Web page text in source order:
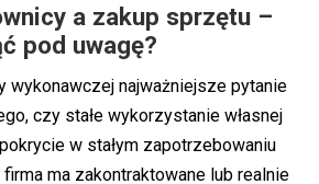
a zakup sprzętu –
pod uwagę?
wykonawczej najważniejsze pytanie
czy stałe wykorzystanie własnej
w stałym zapotrzebowaniu
ma zakontraktowane lub realnie